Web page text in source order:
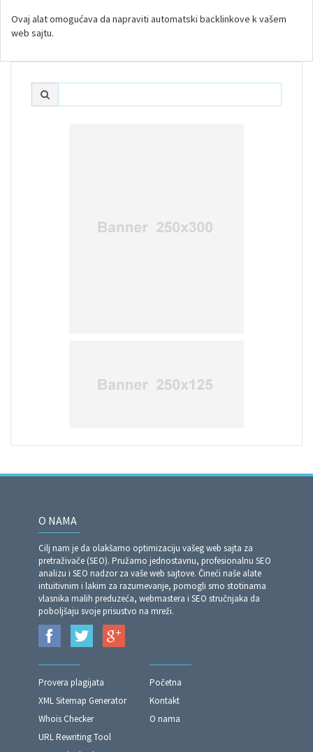
Ovaj alat omogućava da napraviti automatski backlinkove k vašem
web sajtu.
O NAMA
Cilj nam je da olakšamo optimizaciju vašeg web sajta za
pretraživače (SEO). Pružamo jednostavnu, profesionalnu SEO
analizu i SEO nadzor za vaše web sajtove. Čineći naše alate
intuitivnim i lakim za razumevanje, pomogli smo stotinama
vlasnika malih preduzeća, webmastera i SEO stručnjaka da
poboljšaju svoje prisustvo na mreži.
Provera plagijata
XML Sitemap Generator
Whois Checker
URL Rewriting Tool
Početna
Kontakt
O nama